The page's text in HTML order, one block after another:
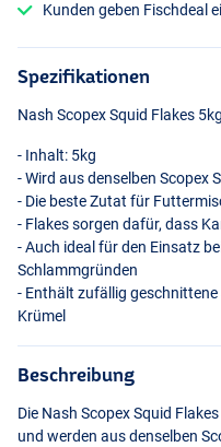
Kunden geben Fischdeal
Spezifikationen
Nash Scopex Squid Flakes 5kg
- Inhalt: 5kg
- Wird aus denselben Scopex
- Die beste Zutat für
- Flakes sorgen dafür, dass
- Auch ideal für den Einsatz
Schlammgründen
- Enthält zufällig
Krümel
Beschreibung
Die Nash Scopex Squid
und werden aus denselben